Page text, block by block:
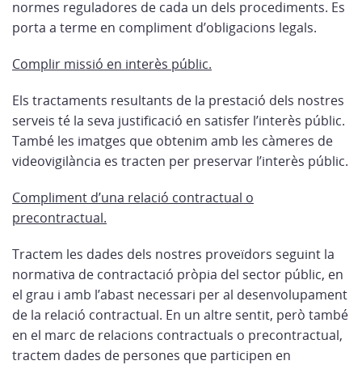
normes reguladores de cada un dels procediments. Es
porta a terme en compliment d’obligacions legals.
Complir missió en interès públic.
Els tractaments resultants de la prestació dels nostres
serveis té la seva justificació en satisfer l’interès públic.
També les imatges que obtenim amb les càmeres de
videovigilància es tracten per preservar l’interès públic.
Compliment d’una relació contractual o
precontractual.
Tractem les dades dels nostres proveïdors seguint la
normativa de contractació pròpia del sector públic, en
el grau i amb l’abast necessari per al desenvolupament
de la relació contractual. En un altre sentit, però també
en el marc de relacions contractuals o precontractual,
tractem dades de persones que participen en